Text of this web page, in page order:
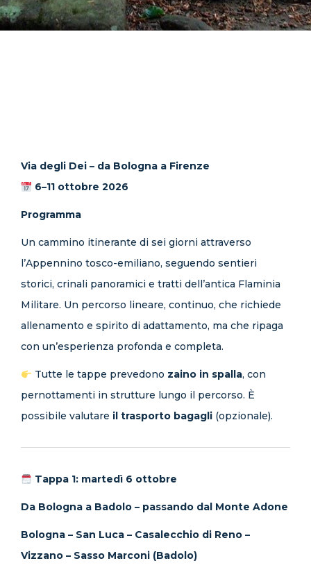
Via degli Dei – da Bologna a Firenze
6–11 ottobre 2026
Programma
Un cammino itinerante di sei giorni attraverso
l’Appennino tosco-emiliano, seguendo sentieri
storici, crinali panoramici e tratti dell’antica Flaminia
Militare. Un percorso lineare, continuo, che richiede
allenamento e spirito di adattamento, ma che ripaga
con un’esperienza profonda e completa.
Tutte le tappe prevedono zaino in spalla, con
pernottamenti in strutture lungo il percorso. È
possibile valutare il trasporto bagagli (opzionale).
Tappa 1: martedì 6 ottobre
Da Bologna a Badolo – passando dal Monte Adone
Bologna – San Luca – Casalecchio di Reno –
Vizzano – Sasso Marconi (Badolo)